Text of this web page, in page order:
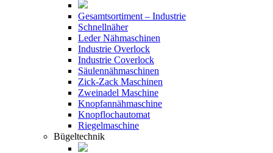
Gesamtsortiment – Industrie
Schnellnäher
Leder Nähmaschinen
Industrie Overlock
Industrie Coverlock
Säulennähmaschinen
Zick-Zack Maschinen
Zweinadel Maschine
Knopfannähmaschine
Knopflochautomat
Riegelmaschine
Bügeltechnik